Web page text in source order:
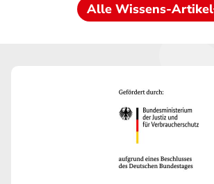
Alle Wissens-Artikel